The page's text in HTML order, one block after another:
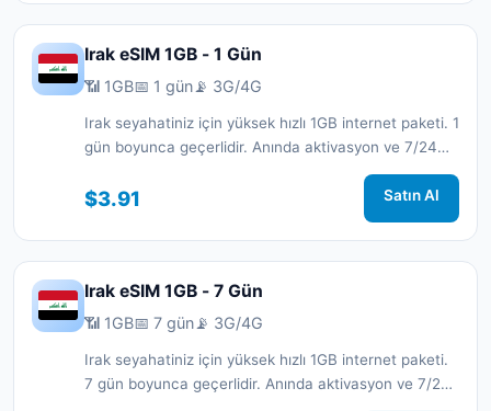
Irak eSIM 1GB - 1 Gün
📶 1GB📅 1 gün📡 3G/4G
Irak seyahatiniz için yüksek hızlı 1GB internet paketi. 1
gün boyunca geçerlidir. Anında aktivasyon ve 7/24
$3.91 Satın Al
Irak eSIM 1GB - 7 Gün
📶 1GB📅 7 gün📡 3G/4G
Irak seyahatiniz için yüksek hızlı 1GB internet paketi.
7 gün boyunca geçerlidir. Anında aktivasyon ve 7/24